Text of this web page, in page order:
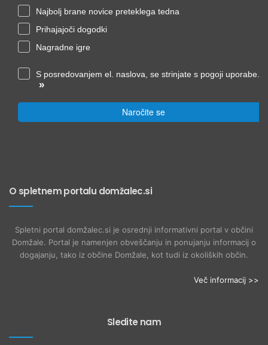
Najbolj brane novice preteklega tedna
Prihajajoči dogodki
Nagradne igre
S posredovanjem el. naslova, se strinjate s pogoji uporabe.
»
Naročite se
O spletnem portalu domžalec.si
Spletni portal domžalec.si je osrednji informativni portal v občini
Domžale. Portal je namenjen obveščanju in ponujanju informacij o
dogajanju, tako iz občine Domžale, kot tudi iz okoliških občin.
Več informacij >>
Sledite nam